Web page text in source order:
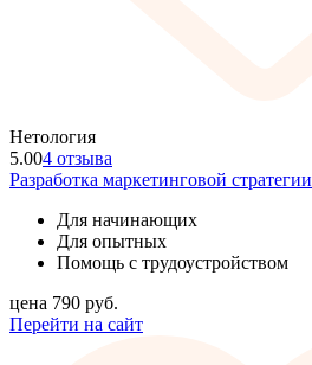
Нетология
5.004 отзыва
Разработка маркетинговой стратегии
Для начинающих
Для опытных
Помощь с трудоустройством
цена 790 руб.
Перейти на сайт